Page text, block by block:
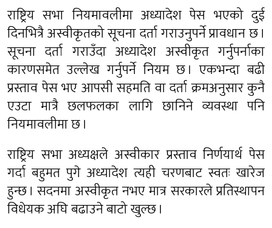
राष्ट्रिय सभा नियमावलीमा अध्यादेश पेस भएको दुई
दिनभित्रै अस्वीकृतको सूचना दर्ता गराउनुपर्ने प्रावधान छ ।
सूचना दर्ता गराउँदा अध्यादेश अस्वीकृत गर्नुपर्नाका
कारणसमेत उल्लेख गर्नुपर्ने नियम छ । एकभन्दा बढी
प्रस्ताव पेस भए आपसी सहमति वा दर्ता क्रमअनुसार कुनै
एउटा मात्रै छलफलका लागि छानिने व्यवस्था पनि
नियमावलीमा छ ।
राष्ट्रिय सभा अध्यक्षले अस्वीकार प्रस्ताव निर्णयार्थ पेस
गर्दा बहुमत पुगे अध्यादेश त्यही चरणबाट स्वतः खारेज
हुन्छ । सदनमा अस्वीकृत नभए मात्र सरकारले प्रतिस्थापन
विधेयक अघि बढाउने बाटो खुल्छ ।